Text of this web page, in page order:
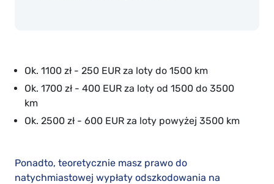
Ok. 1100 zł - 250 EUR za loty do 1500 km
Ok. 1700 zł - 400 EUR za loty od 1500 do 3500
km
Ok. 2500 zł - 600 EUR za loty powyżej 3500 km
Ponadto, teoretycznie masz prawo do
natychmiastowej wypłaty odszkodowania na